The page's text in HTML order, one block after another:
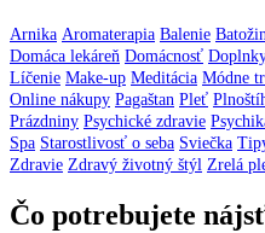
Arnika Aromaterapia Balenie
Domáca lekáreň Domácnosť
Líčenie Make-up Meditácia Módne
Online nákupy Pagaštan Pleť
Prázdniny Psychické zdravie
Spa Starostlivosť o seba Sviečka
Zdravie Zdravý životný štýl Zrelá
Čo potrebujete